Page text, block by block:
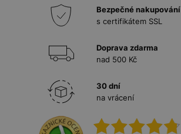
Bezpečné nakupování
s certifikátem SSL
Doprava zdarma
nad 500 Kč
30 dní
na vrácení